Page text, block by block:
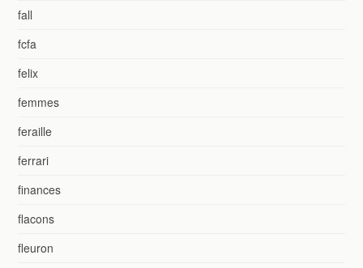
fall
fcfa
felix
femmes
feraille
ferrari
finances
flacons
fleuron